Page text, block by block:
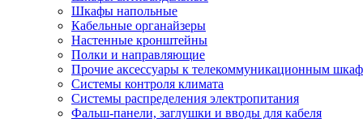
Шкафы напольные
Кабельные органайзеры
Настенные кронштейны
Полки и направляющие
Прочие аксессуары к телекоммуникационным
Системы контроля климата
Системы распределения электропитания
Фальш-панели, заглушки и вводы для кабеля